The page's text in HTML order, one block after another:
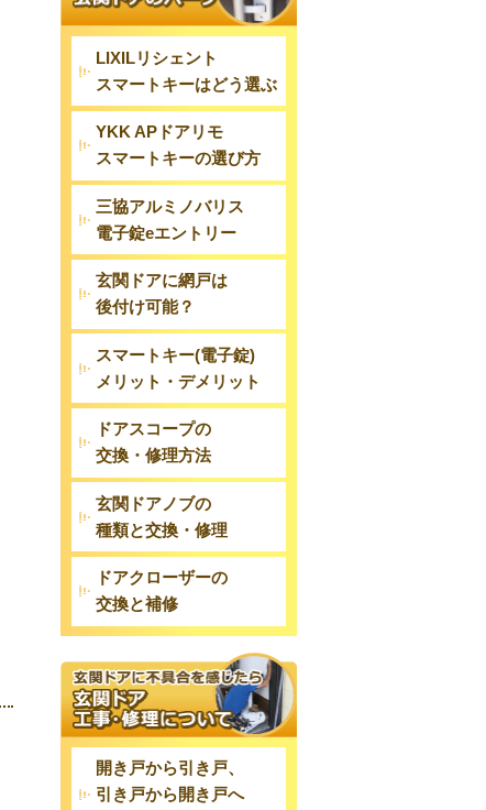
LIXILリシェント
スマートキーはどう選ぶ
YKK APドアリモ
スマートキーの選び方
三協アルミノバリス
電子錠eエントリー
玄関ドアに網戸は
後付け可能？
スマートキー(電子錠)
メリット・デメリット
ドアスコープの
交換・修理方法
玄関ドアノブの
種類と交換・修理
ドアクローザーの
交換と補修
開き戸から引き戸、
引き戸から開き戸へ